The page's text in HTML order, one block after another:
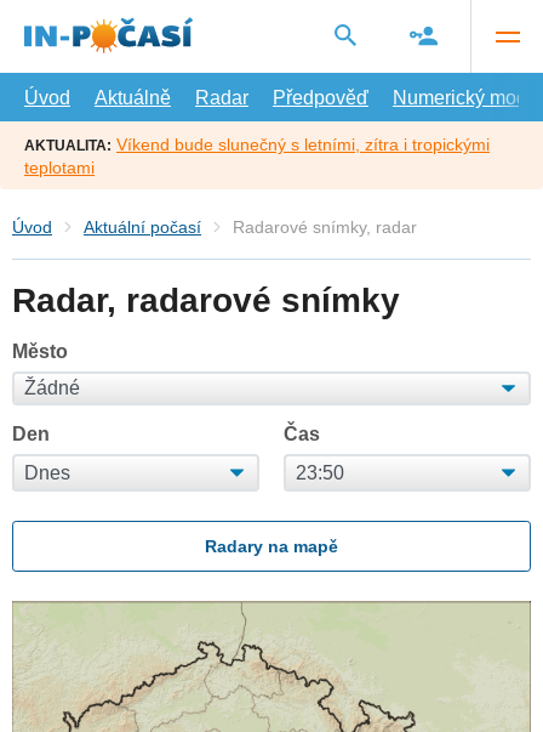
hlavní
Úvod
Aktuálně Radar Předpověď Numerický model
AKTUALITA: Víkend bude slunečný s letními, zítra i tropickými
teplotami
Úvod Aktuální počasí Radarové snímky, radar
Radar, radarové snímky
Město
Den Čas
Radary na mapě